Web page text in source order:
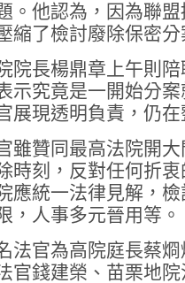
。他認為，因為聯
縮了檢討廢除保密
院長楊鼎章上午則
示究竟是一開始分
展現透明負責，仍
雖贊同最高法院開
時刻，反對任何折
應統一法律見解，
，人事多元晉用等。
法官為高院庭長蔡
官錢建榮、苗栗地